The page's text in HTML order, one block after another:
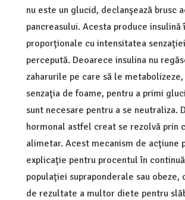
nu este un glucid, declanşează brusc
pancreasului. Acesta produce
proporţionale cu intensitatea
percepută. Deoarece insulina nu
zaharurile pe care să le
senzaţia de foame, pentru a primi
sunt necesare pentru a se neutraliza.
hormonal astfel creat se rezolvă prin
alimetar. Acest mecanism de acţiune
explicaţie pentru procentul în
populaţiei supraponderale sau obeze,
de rezultate a multor diete pentru